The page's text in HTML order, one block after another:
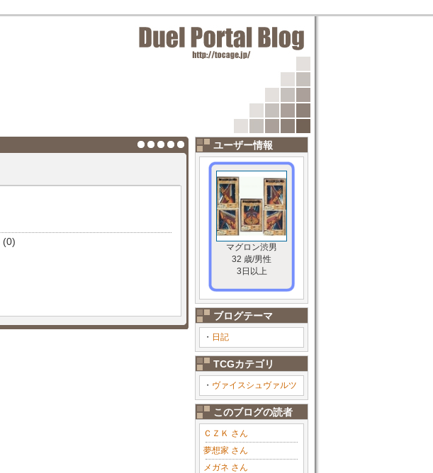
ユーザー情報
マグロン渋男
32 歳/男性
3日以上
ブログテーマ
・ 日記
TCGカテゴリ
・ ヴァイスシュヴァルツ
このブログの読者
ＣＺＫ さん
夢想家 さん
メガネ さん
(0)